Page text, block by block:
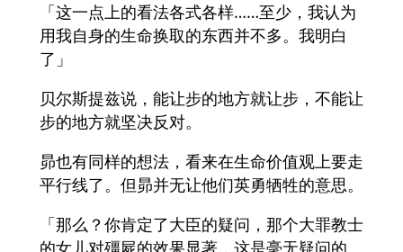
「这一点上的看法各式各样……至少，我认为
用我自身的生命换取的东西并不多。我明白
了」
贝尔斯提兹说，能让步的地方就让步，不能让
步的地方就坚决反对。
昴也有同样的想法，看来在生命价值观上要走
平行线了。但昴并无让他们英勇牺牲的意思。
「那么？你肯定了大臣的疑问，那个大罪教士